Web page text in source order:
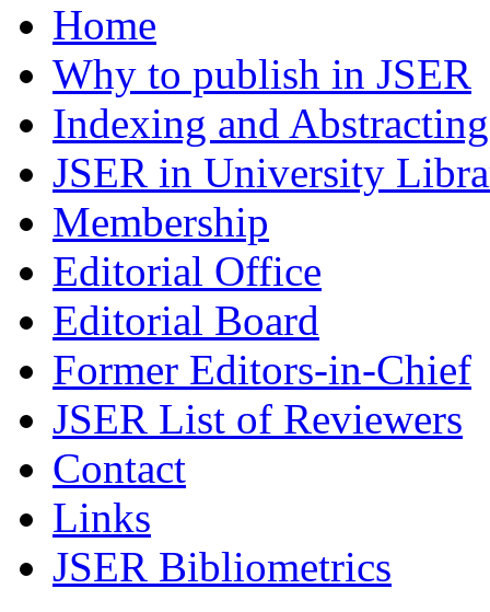
Home
Why to publish in JSER
Indexing and Abstracting
JSER in University
Membership
Editorial Office
Editorial Board
Former Editors-in-Chief
JSER List of Reviewers
Contact
Links
JSER Bibliometrics